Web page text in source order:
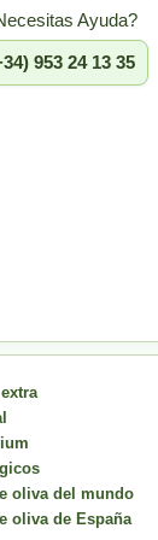
Ayuda?
953 24 13 35
oliva del mundo
oliva de España